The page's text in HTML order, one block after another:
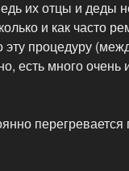
их отцы и деды
и как часто
эту процедуру
есть много очень